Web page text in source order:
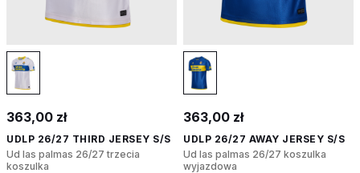
363,00 zł
UDLP 26/27 THIRD JERSEY S/S
Ud las palmas 26/27 trzecia
koszulka
363,00 zł
UDLP 26/27 AWAY JERSEY S/S
Ud las palmas 26/27 koszulka
wyjazdowa